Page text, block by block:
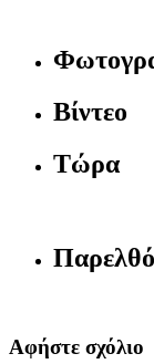
Βίντεο
Τώρα
Αφήστε σχόλιο